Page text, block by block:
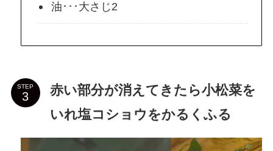
油･･･大さじ2
STEP
赤い部分が消えてきたら小松菜を
いれ塩コショウをかるくふる